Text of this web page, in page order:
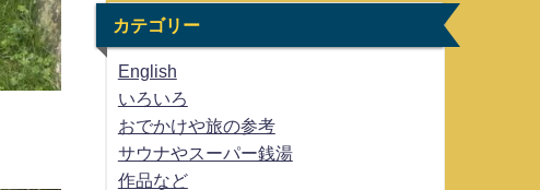
カテゴリー
English
いろいろ
おでかけや旅の参考
サウナやスーパー銭湯
作品など